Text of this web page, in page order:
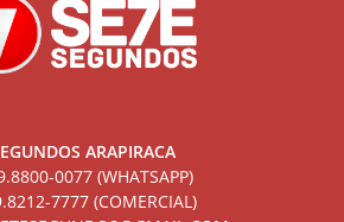
ARAPIRACA
0077 (WHATSAPP)
7777 (COMERCIAL)